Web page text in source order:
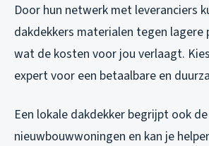
Door hun netwerk met leveranciers
dakdekkers materialen tegen lagere
wat de kosten voor jou verlaagt.
expert voor een betaalbare en
Een lokale dakdekker begrijpt ook
nieuwbouwwoningen en kan je